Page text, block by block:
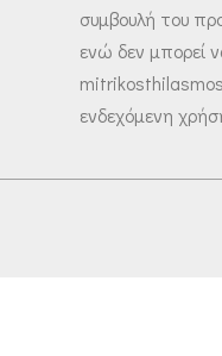
συμβουλή του
ενώ δεν μπορεί
ενδεχόμενη